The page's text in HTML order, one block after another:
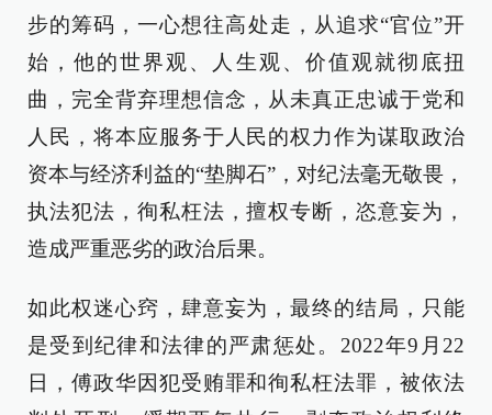
步的筹码，一心想往高处走，从追求“官位”开
始，他的世界观、人生观、价值观就彻底扭
曲，完全背弃理想信念，从未真正忠诚于党和
人民，将本应服务于人民的权力作为谋取政治
资本与经济利益的“垫脚石”，对纪法毫无敬畏，
执法犯法，徇私枉法，擅权专断，恣意妄为，
造成严重恶劣的政治后果。
如此权迷心窍，肆意妄为，最终的结局，只能
是受到纪律和法律的严肃惩处。2022年9月22
日，傅政华因犯受贿罪和徇私枉法罪，被依法